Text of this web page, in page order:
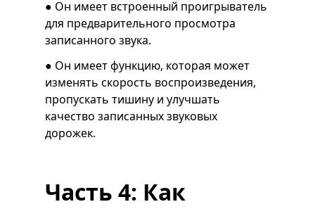
● Он имеет встроенный проигрыватель
для предварительного просмотра
записанного звука.
● Он имеет функцию, которая может
изменять скорость воспроизведения,
пропускать тишину и улучшать
качество записанных звуковых
дорожек.
Часть 4: Как